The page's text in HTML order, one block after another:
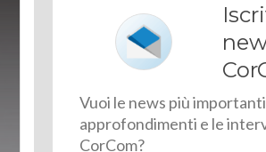
Vuoi le news più
approfondimenti e le
CorCom?